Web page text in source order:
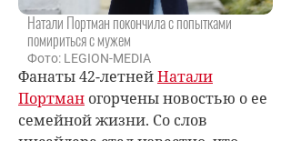
Натали Портман покончила с попытками
помириться с мужем
Фото: LEGION-MEDIA
Фанаты 42-летнейНатали
Портман огорчены новостью о ее
семейной жизни. Со слов